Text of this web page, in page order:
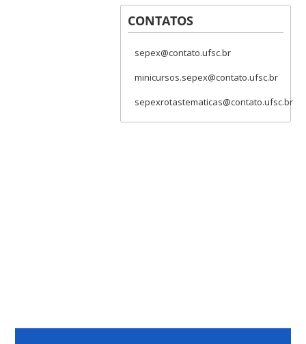
CONTATOS
sepex@contato.ufsc.br
minicursos.sepex@contato.ufsc.br
sepexrotastematicas@contato.ufsc.br